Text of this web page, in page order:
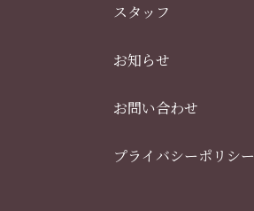
スタッフ
お知らせ
お問い合わせ
プライバシーポリシー